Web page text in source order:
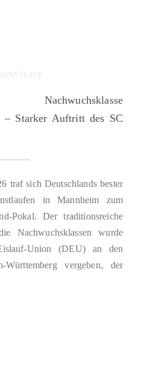
Nachwuchsklasse
– Starker Auftritt des SC
traf sich Deutschlands bester
in Mannheim zum
Pokal. Der traditionsreiche
Nachwuchsklassen wurde
Union (DEU) an den
Württemberg vergeben, der